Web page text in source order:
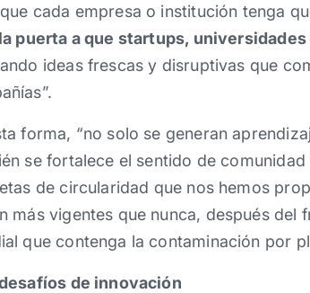
cada empresa o institución tenga
puerta a que startups,
ideas frescas y disruptivas que
forma, “no solo se generan
se fortalece el sentido de
de circularidad que nos hemos
más vigentes que nunca, después
que contenga la contaminación por
de innovación